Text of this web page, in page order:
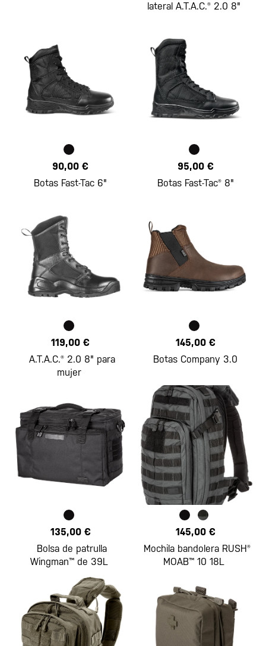
lateral A.T.A.C.® 2.0 8"
90,00 €
Botas Fast-Tac 6"
95,00 €
Botas Fast-Tac® 8"
119,00 €
A.T.A.C.® 2.0 8" para
mujer
145,00 €
Botas Company 3.0
135,00 €
Bolsa de patrulla
Wingman™ de 39L
145,00 €
Mochila bandolera RUSH®
MOAB™ 10 18L